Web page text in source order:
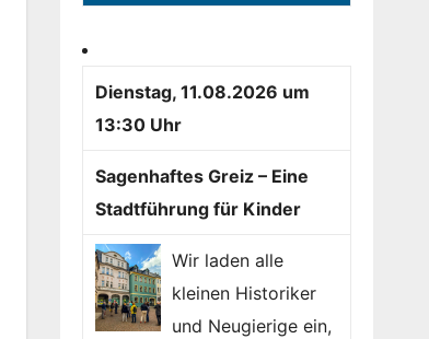
Dienstag, 11.08.2026 um
13:30 Uhr
Sagenhaftes Greiz – Eine
Stadtführung für Kinder
Wir laden alle
kleinen Historiker
und Neugierige ein,